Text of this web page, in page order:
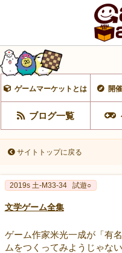
ゲームマーケットとは 開
ブログ一覧
サイトトップに戻る
2019s 土-M33-34 試遊○
文学ゲーム全集
ゲーム作家米光一成が「有
ムをつくってみようじゃな